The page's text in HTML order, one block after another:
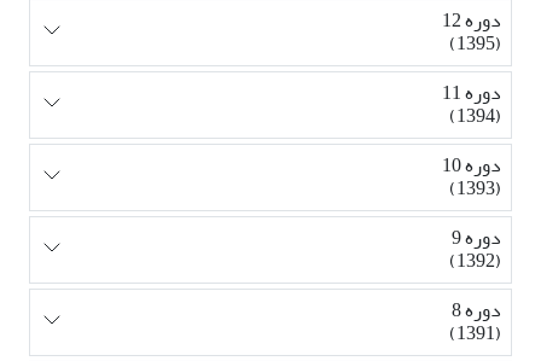
دوره 12
(1395)
دوره 11
(1394)
دوره 10
(1393)
دوره 9
(1392)
دوره 8
(1391)